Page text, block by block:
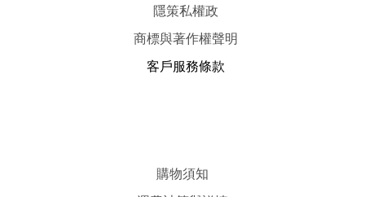
隱策私權政
商標與著作權聲明
客戶服務條款
購物須知